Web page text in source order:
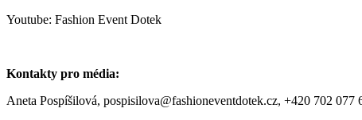
Youtube: Fashion Event Dotek
Kontakty pro média:
Aneta Pospíšilová, pospisilova@fashioneventdotek.cz, +420 702 077